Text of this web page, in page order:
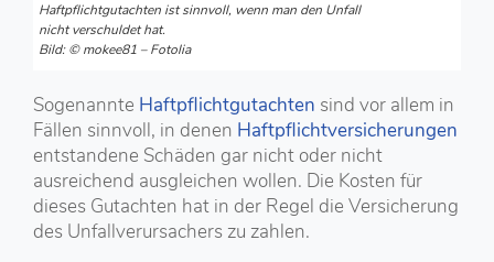
Haftpflichtgutachten ist sinnvoll, wenn man den Unfall
nicht verschuldet hat.
Bild: © mokee81 – Fotolia
Sogenannte Haftpflichtgutachten sind vor allem in
Fällen sinnvoll, in denen Haftpflichtversicherungen
entstandene Schäden gar nicht oder nicht
ausreichend ausgleichen wollen. Die Kosten für
dieses Gutachten hat in der Regel die Versicherung
des Unfallverursachers zu zahlen.